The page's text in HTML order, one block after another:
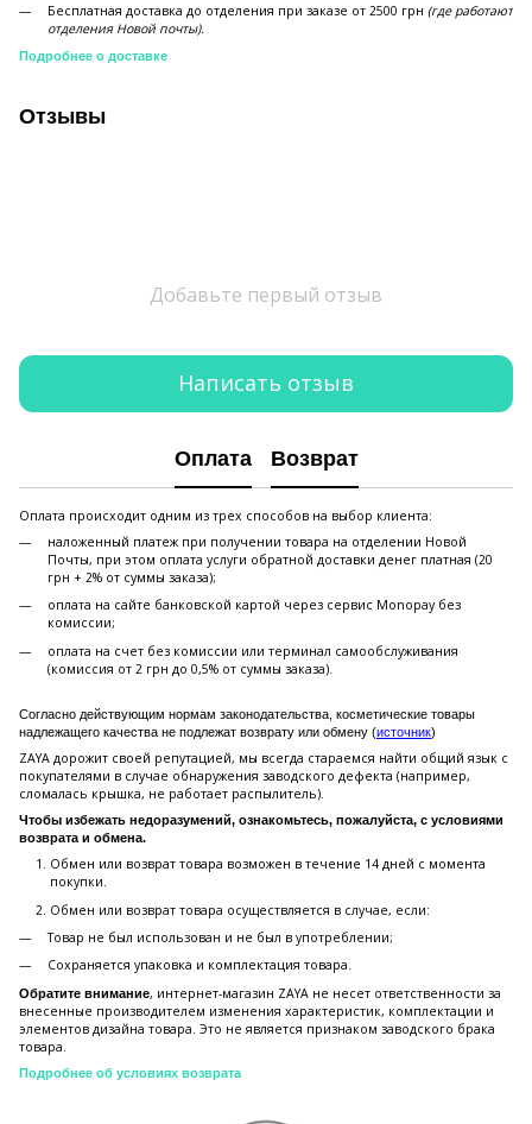
Бесплатная доставка до отделения при заказе от 2500 грн (где работают
отделения Новой почты).
Подробнее о доставке
Отзывы
Добавьте первый отзыв
Написать отзыв
Оплата Возврат
Оплата происходит одним из трех способов на выбор клиента:
наложенный платеж при получении товара на отделении Новой
Почты, при этом оплата услуги обратной доставки денег платная (20
грн + 2% от суммы заказа);
оплата на сайте банковской картой через сервис Monopay без
комиссии;
оплата на счет без комиссии или терминал самообслуживания
(комиссия от 2 грн до 0,5% от суммы заказа).
Согласно действующим нормам законодательства, косметические товары
надлежащего качества не подлежат возврату или обмену (источник)
ZAYA дорожит своей репутацией, мы всегда стараемся найти общий язык с
покупателями в случае обнаружения заводского дефекта (например,
сломалась крышка, не работает распылитель).
Чтобы избежать недоразумений, ознакомьтесь, пожалуйста, с условиями
возврата и обмена.
Обмен или возврат товара возможен в течение 14 дней с момента
покупки.
Обмен или возврат товара осуществляется в случае, если:
Товар не был использован и не был в употреблении;
Сохраняется упаковка и комплектация товара.
Обратите внимание, интернет-магазин ZAYA не несет ответственности за
внесенные производителем изменения характеристик, комплектации и
элементов дизайна товара. Это не является признаком заводского брака
товара.
Подробнее об условиях возврата